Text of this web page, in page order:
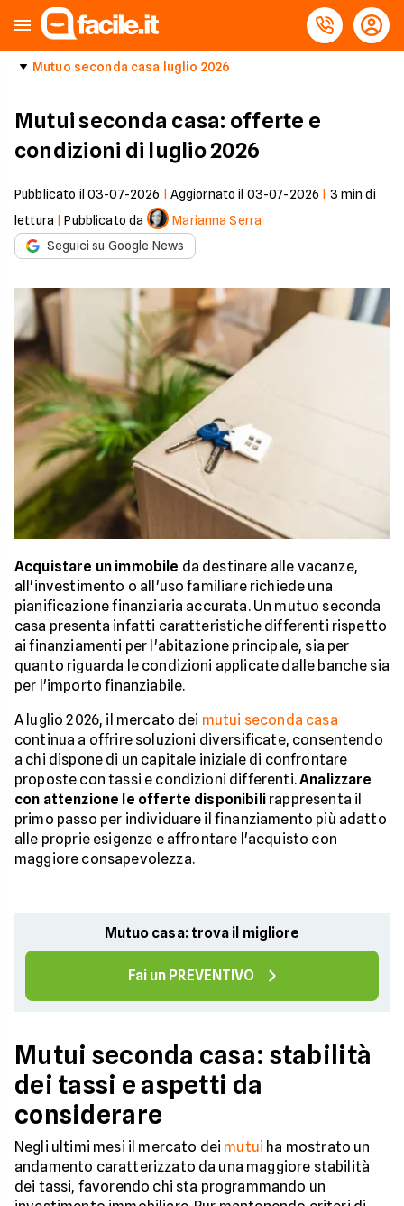
Mutuo seconda casa luglio 2026
Mutui seconda casa: offerte e
condizioni di luglio 2026
Pubblicato il 03-07-2026 Aggiornato il 03-07-2026 3 min di
lettura |Pubblicato da
Marianna Serra
Seguici su Google News
Acquistare un immobile da destinare alle vacanze,
all'investimento o all'uso familiare richiede una
pianificazione finanziaria accurata. Un mutuo seconda
casa presenta infatti caratteristiche differenti rispetto
ai finanziamenti per l'abitazione principale, sia per
quanto riguarda le condizioni applicate dalle banche sia
per l'importo finanziabile.
A luglio 2026, il mercato dei mutui seconda casa
continua a offrire soluzioni diversificate, consentendo
a chi dispone di un capitale iniziale di confrontare
proposte con tassi e condizioni differenti.Analizzare
con attenzione le offerte disponibilirappresenta il
primo passo per individuare il finanziamento più adatto
alle proprie esigenze e affrontare l'acquisto con
maggiore consapevolezza.
Mutuo casa: trova il migliore
Fai un PREVENTIVO
Mutui seconda casa: stabilità
dei tassi e aspetti da
considerare
Negli ultimi mesi il mercato dei mutui ha mostrato un
andamento caratterizzato da una maggiore stabilità
dei tassi, favorendo chi sta programmando un